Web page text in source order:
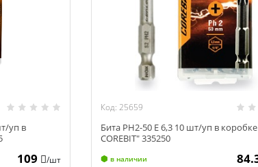
уп в
109 /шт
Код: 25659
Бита PH2-50 E 6,3 10 шт/уп в
COREBIT" 335250
в наличии